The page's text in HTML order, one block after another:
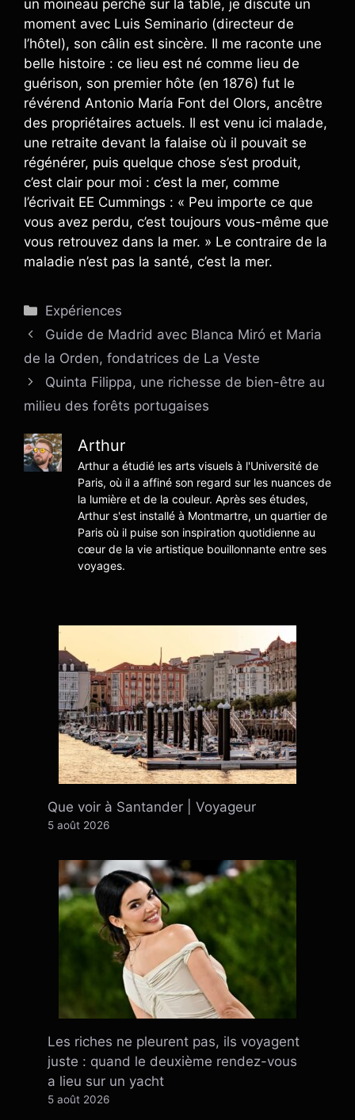
un moineau perché sur la table, je discute un
moment avec Luis Seminario (directeur de
l’hôtel), son câlin est sincère. Il me raconte une
belle histoire : ce lieu est né comme lieu de
guérison, son premier hôte (en 1876) fut le
révérend Antonio María Font del Olors, ancêtre
des propriétaires actuels. Il est venu ici malade,
une retraite devant la falaise où il pouvait se
régénérer, puis quelque chose s’est produit,
c’est clair pour moi : c’est la mer, comme
l’écrivait EE Cummings : « Peu importe ce que
vous avez perdu, c’est toujours vous-même que
vous retrouvez dans la mer. » Le contraire de la
maladie n’est pas la santé, c’est la mer.
Catégories
Expériences
Guide de Madrid avec Blanca Miró et Maria
de la Orden, fondatrices de La Veste
Quinta Filippa, une richesse de bien-être au
milieu des forêts portugaises
Arthur
Arthur a étudié les arts visuels à l'Université de
Paris, où il a affiné son regard sur les nuances de
la lumière et de la couleur. Après ses études,
Arthur s'est installé à Montmartre, un quartier de
Paris où il puise son inspiration quotidienne au
cœur de la vie artistique bouillonnante entre ses
voyages.
Que voir à Santander | Voyageur
5 août 2026
Les riches ne pleurent pas, ils voyagent
juste : quand le deuxième rendez-vous
a lieu sur un yacht
5 août 2026